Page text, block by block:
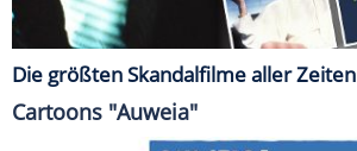
Die größten Skandalfilme aller Zeiten
Cartoons "Auweia"